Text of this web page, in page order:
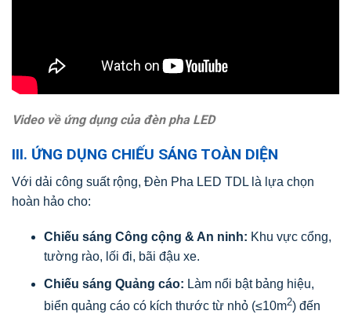
Video về ứng dụng của đèn pha LED
III. ỨNG DỤNG CHIẾU SÁNG TOÀN DIỆN
Với dải công suất rộng, Đèn Pha LED TDL là lựa chọn
hoàn hảo cho:
Chiếu sáng Công cộng & An ninh: Khu vực cổng,
tường rào, lối đi, bãi đậu xe.
Chiếu sáng Quảng cáo: Làm nổi bật bảng hiệu,
biển quảng cáo có kích thước từ nhỏ (≤10m2) đến